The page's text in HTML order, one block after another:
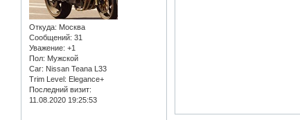
Откуда: Москва
Сообщений: 31
Уважение: +1
Пол: Мужской
Car: Nissan Teana L33
Trim Level: Elegance+
Последний визит:
11.08.2020 19:25:53